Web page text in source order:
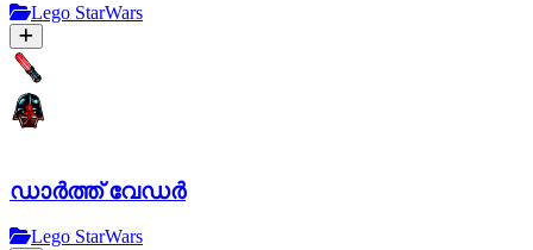
Lego StarWars
ഡാർത്ത് വേഡർ
Lego StarWars